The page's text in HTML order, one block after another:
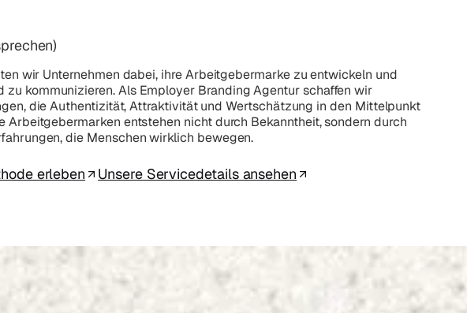
wir Unternehmen dabei, ihre Arbeitgebermarke zu entwickeln und
zu kommunizieren. Als Employer Branding Agentur schaffen wir
die Authentizität, Attraktivität und Wertschätzung in den Mittelpunkt
Arbeitgebermarken entstehen nicht durch Bekanntheit, sondern durch
die Menschen wirklich bewegen.
erleben Unsere Servicedetails ansehen